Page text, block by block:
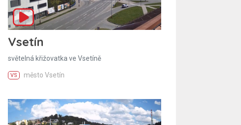
Vsetín
světelná křižovatka ve Vsetíně
VS město Vsetín